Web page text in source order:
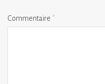
Commentaire *